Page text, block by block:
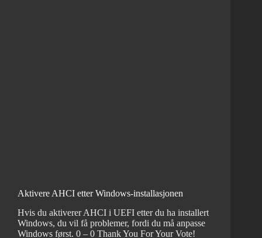
Aktivere AHCI etter Windows-installasjonen
Hvis du aktiverer AHCI i UEFI etter du ha installert
Windows, du vil få problemer, fordi du må anpasse
Windows først. 0 – 0 Thank You For Your Vote!